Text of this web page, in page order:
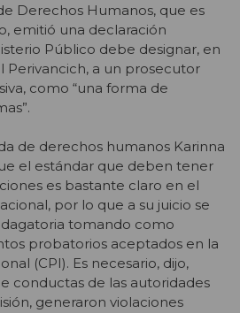
Derechos Humanos, que es
emitió una declaración
Público debe designar, en
Perivancich, a un prosecutor
como “una forma de
de derechos humanos Karinna
el estándar que deben tener
es bastante claro en el
por lo que a su juicio se
tomando como
probatorios aceptados en la
(CPI). Es necesario, dijo,
conductas de las autoridades
generaron violaciones